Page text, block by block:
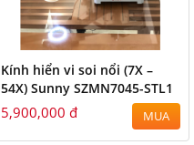
Kính hiển vi soi nổi (7X –
54X) Sunny SZMN7045-STL1
5,900,000 đ MUA